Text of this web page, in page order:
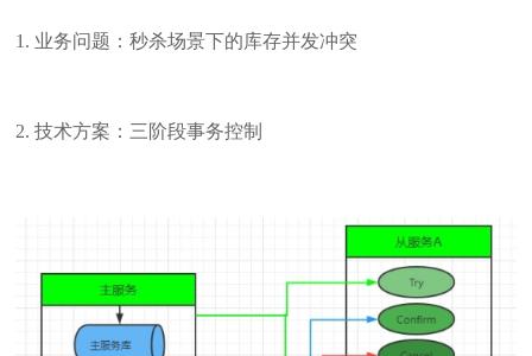
1. 业务问题：秒杀场景下的库存并发冲突
2. 技术方案：三阶段事务控制